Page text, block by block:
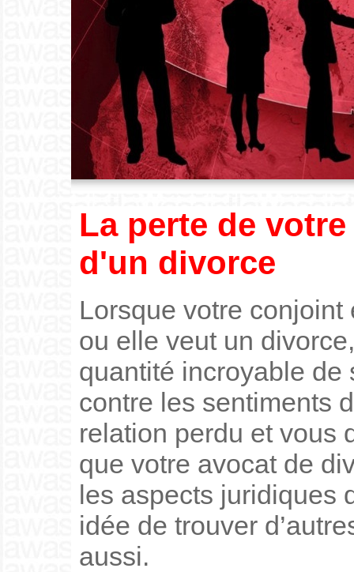
La perte de
d'un divorce
Lorsque votre
ou elle veut un
quantité incroyable de
contre les sentiments
relation perdu et vous
que votre avocat de
les aspects juridiques
idée de trouver
aussi.